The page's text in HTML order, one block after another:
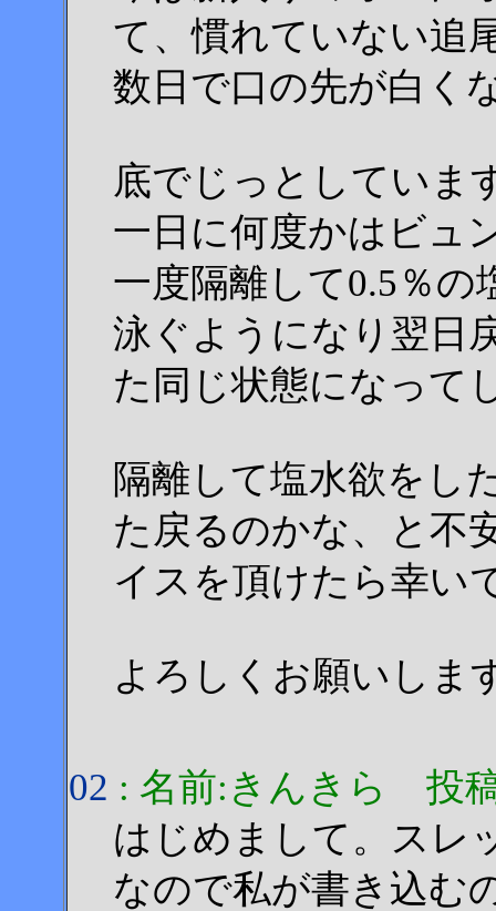
て、慣れていない追
数日で口の先が白く
底でじっとしていま
一日に何度かはビュ
一度隔離して0.5％
泳ぐようになり翌日
た同じ状態になって
隔離して塩水欲をし
た戻るのかな、と不
イスを頂けたら幸い
よろしくお願いしま
02 : 名前:きんきら 投稿
はじめまして。スレ
なので私が書き込む